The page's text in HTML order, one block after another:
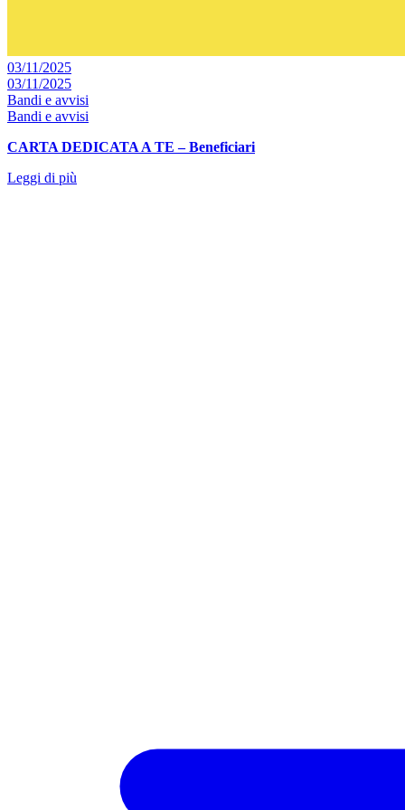
03/11/2025
03/11/2025
Bandi e avvisi
Bandi e avvisi
CARTA DEDICATA A TE – Beneficiari
Leggi di più